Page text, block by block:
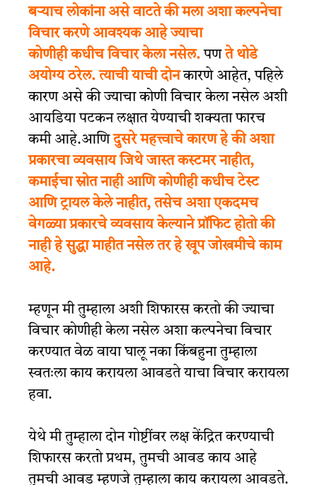
बऱ्याच लोकांना असे वाटते की मला अशा कल्पनेचा
विचार करणे आवश्यक आहे ज्याचा
कोणीहीकधीच विचार केला नसेल. पण ते थोडे
अयोग्य ठरेल. त्याचीयाची दोन कारणे आहेत, पहिले
कारण असे की ज्याचा कोणी विचार केला नसेल अशी
आयडिया पटकन लक्षात येण्याची शक्यता फारच
कमी आहे.आणि दुसरे महत्त्वाचे कारणहे की अशा
प्रकारचा व्यवसाय जिथे जास्त कस्टमर नाहीत,
कमाईचा स्रोत नाही आणि कोणीही कधीच टेस्ट
आणि ट्रायल केलेनाहीत, तसेच अशा एकदमच
वेगळ्या प्रकारचे व्यवसाय केल्याने प्रॉफिट होतो की
नाही हे सुद्धा माहीत नसेल तर हे खूप जोखमीचे काम
आहे.
म्हणून मी तुम्हाला अशी शिफारस करतो की ज्याचा
विचार कोणीही केला नसेल अशा कल्पनेचा विचार
करण्यात वेळ वाया घालू नका किंबहुना तुम्हाला
स्वतःला काय करायला आवडते याचा विचार करायला
हवा.
येथे मी तुम्हाला दोन गोष्टींवर लक्ष केंद्रित करण्याची
शिफारस करतो प्रथम, तुमची आवड काय आहे
तुमची आवड म्हणजे तुम्हाला काय करायला आवडते.